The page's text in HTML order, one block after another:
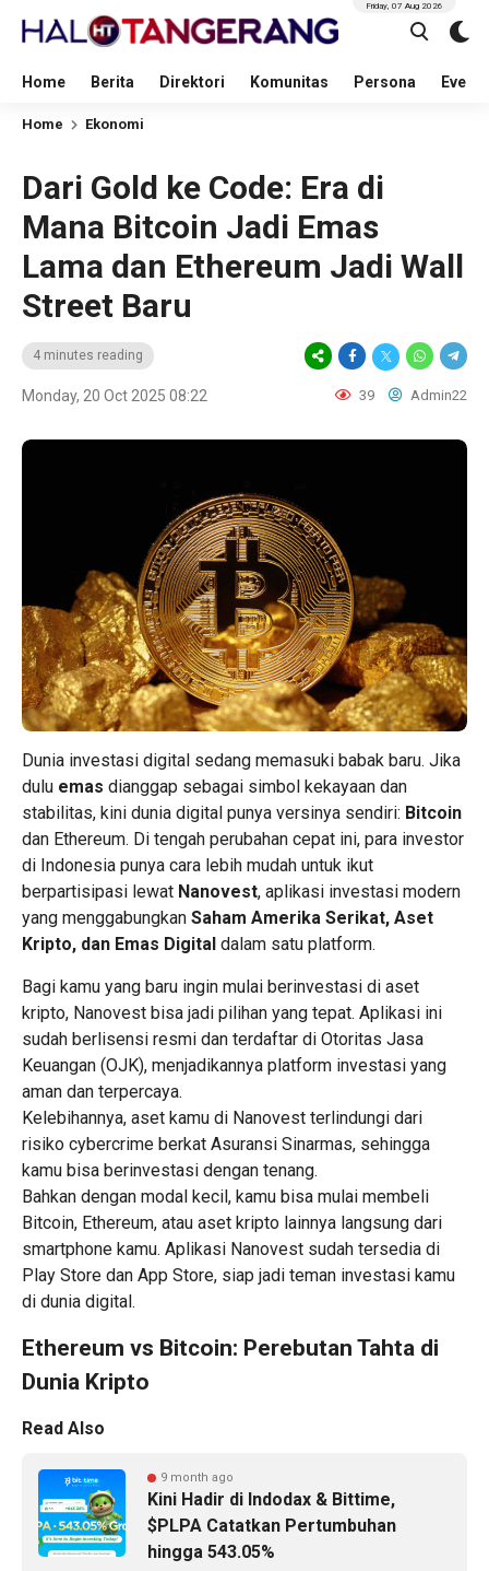
Home Berita Direktori Komunitas Persona Event
Friday, 07 Aug 2026
Home Ekonomi
Dari Gold ke Code: Era di
Mana Bitcoin Jadi Emas
Lama dan Ethereum Jadi Wall
Street Baru
4 minutes reading
Monday, 20 Oct 2025 08:22 39 Admin22
Dunia investasi digital sedang memasuki babak baru. Jika
dulu emas dianggap sebagai simbol kekayaan dan
stabilitas, kini dunia digital punya versinya sendiri: Bitcoin
dan Ethereum. Di tengah perubahan cepat ini, para investor
di Indonesia punya cara lebih mudah untuk ikut
berpartisipasi lewat Nanovest, aplikasi investasi modern
yang menggabungkan Saham Amerika Serikat, Aset
Kripto, dan Emas Digital dalam satu platform.
Bagi kamu yang baru ingin mulai berinvestasi di aset
kripto, Nanovest bisa jadi pilihan yang tepat. Aplikasi ini
sudah berlisensi resmi dan terdaftar di Otoritas Jasa
Keuangan (OJK), menjadikannya platform investasi yang
aman dan terpercaya.
Kelebihannya, aset kamu di Nanovest terlindungi dari
risiko cybercrime berkat Asuransi Sinarmas, sehingga
kamu bisa berinvestasi dengan tenang.
Bahkan dengan modal kecil, kamu bisa mulai membeli
Bitcoin, Ethereum, atau aset kripto lainnya langsung dari
smartphone kamu. Aplikasi Nanovest sudah tersedia di
Play Store dan App Store, siap jadi teman investasi kamu
di dunia digital.
Ethereum vs Bitcoin: Perebutan Tahta di
Dunia Kripto
Read Also
9 month ago
Kini Hadir di Indodax & Bittime,
$PLPA Catatkan Pertumbuhan
hingga 543.05%